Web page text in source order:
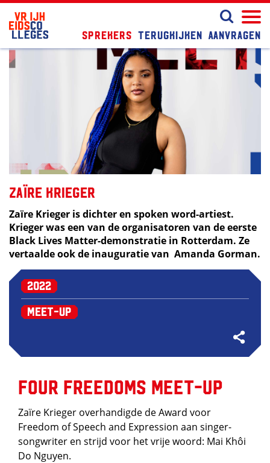
Sprekers Terugkijken Aanvragen
Zaïre Krieger
Zaïre Krieger is dichter en spoken word-artiest.
Krieger was een van de organisatoren van de eerste
Black Lives Matter-demonstratie in Rotterdam. Ze
vertaalde ook de inauguratie van Amanda Gorman.
2022
Meet-up
Four Freedoms Meet-up
Zaïre Krieger overhandigde de Award voor
Freedom of Speech and Expression aan singer-
songwriter en strijd voor het vrije woord: Mai Khôi
Do Nguyen.